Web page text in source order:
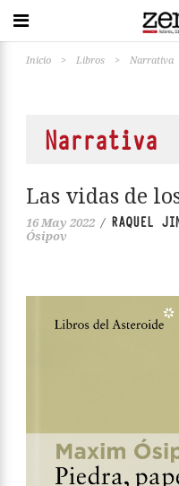
Inicio > Libros > Narrativa
Narrativa
Las vidas de
16 May 2022 / RAQUEL
Ósipov